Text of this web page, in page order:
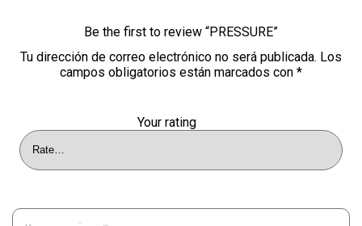
Be the first to review “PRESSURE”
Tu dirección de correo electrónico no será publicada. Los
campos obligatorios están marcados con *
Your rating